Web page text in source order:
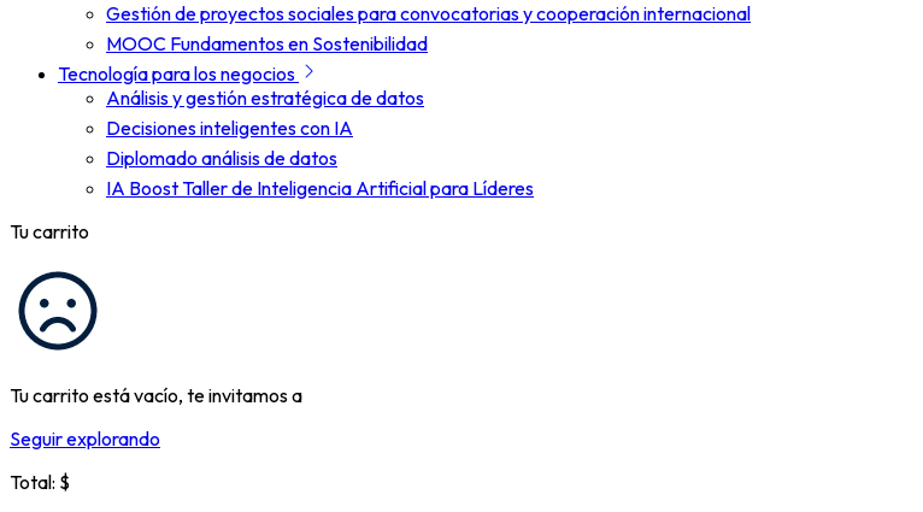
Gestión de proyectos sociales para convocatorias y cooperación internacional
MOOC Fundamentos en Sostenibilidad
Tecnología para los negocios
Análisis y gestión estratégica de datos
Decisiones inteligentes con IA
Diplomado análisis de datos
IA Boost Taller de Inteligencia Artificial para Líderes
Tu carrito
Tu carrito está vacío, te invitamos a
Seguir explorando
Total: $